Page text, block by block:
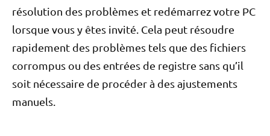
résolution des problèmes et redémarrez votre PC
lorsque vous y êtes invité. Cela peut résoudre
rapidement des problèmes tels que des fichiers
corrompus ou des entrées de registre sans qu’il
soit nécessaire de procéder à des ajustements
manuels.